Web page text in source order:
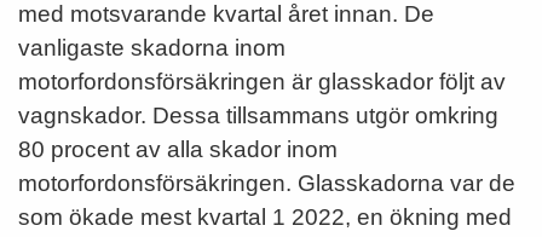
med motsvarande kvartal året innan. De
vanligaste skadorna inom
motorfordonsförsäkringen är glasskador följt av
vagnskador. Dessa tillsammans utgör omkring
80 procent av alla skador inom
motorfordonsförsäkringen. Glasskadorna var de
som ökade mest kvartal 1 2022, en ökning med